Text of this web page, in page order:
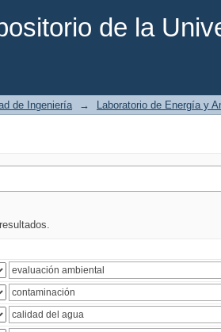
de la
de Ingeniería → Laboratorio de Energía y